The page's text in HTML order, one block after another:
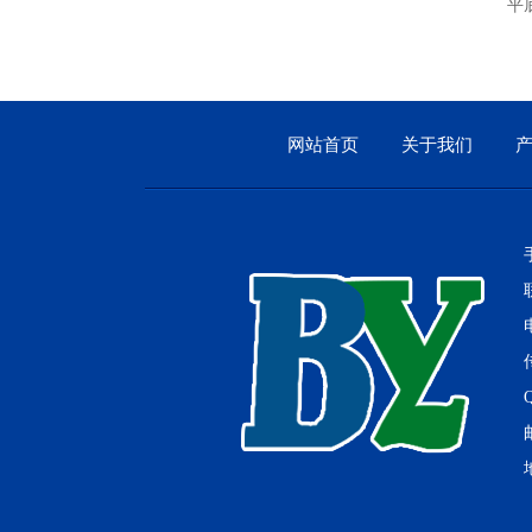
平底
网站首页 关于我们